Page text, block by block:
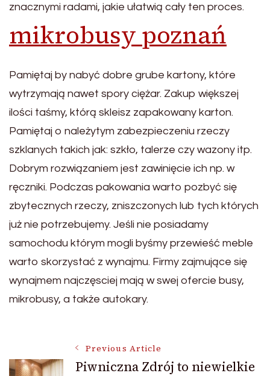
znacznymi radami, jakie ułatwią cały ten proces.
mikrobusy poznań
Pamiętaj by nabyć dobre grube kartony, które
wytrzymają nawet spory ciężar. Zakup większej
ilości taśmy, którą skleisz zapakowany karton.
Pamiętaj o należytym zabezpieczeniu rzeczy
szklanych takich jak: szkło, talerze czy wazony itp.
Dobrym rozwiązaniem jest zawinięcie ich np. w
ręczniki. Podczas pakowania warto pozbyć się
zbytecznych rzeczy, zniszczonych lub tych których
już nie potrzebujemy. Jeśli nie posiadamy
samochodu którym mogli byśmy przewieść meble
warto skorzystać z wynajmu. Firmy zajmujące się
wynajmem najczęsciej mają w swej ofercie busy,
mikrobusy, a także autokary.
Post
Previous Article
Piwniczna Zdrój to niewielkie